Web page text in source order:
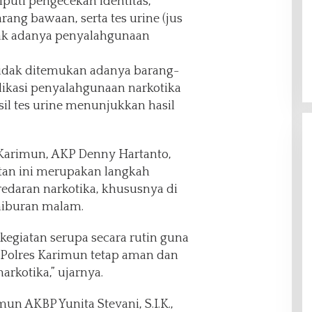
bawaan, serta tes urine (jus
adanya penyalahgunaan
ditemukan adanya barang-
penyalahgunaan narkotika
tes urine menunjukkan hasil
AKP Denny Hartanto,
ini merupakan langkah
narkotika, khususnya di
malam.
serupa secara rutin guna
Karimun tetap aman dan
ujarnya.
AKBP Yunita Stevani, S.I.K.,